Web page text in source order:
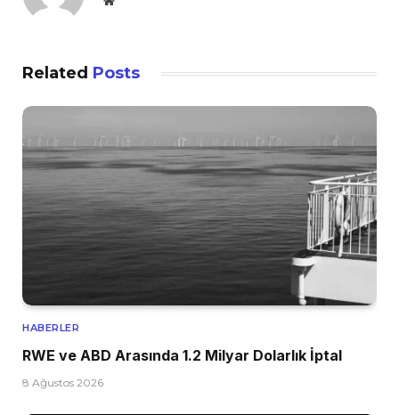
Related Posts
HABERLER
RWE ve ABD Arasında 1.2 Milyar Dolarlık İptal
8 Ağustos 2026